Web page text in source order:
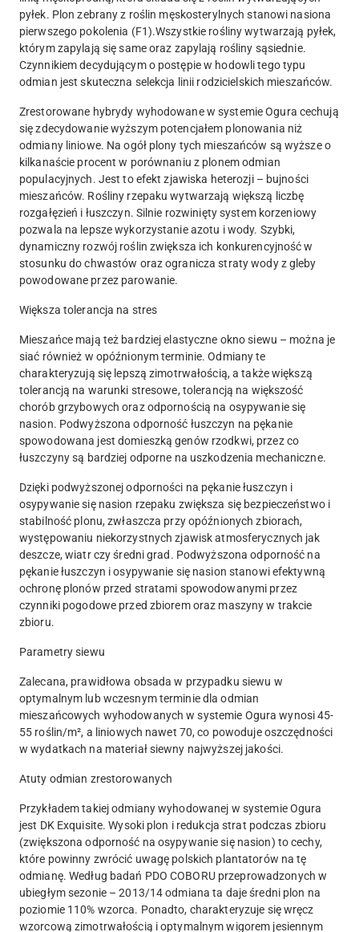
pyłek. Plon zebrany z roślin męskosterylnych stanowi nasiona
pierwszego pokolenia (F1).Wszystkie rośliny wytwarzają pyłek,
którym zapylają się same oraz zapylają rośliny sąsiednie.
Czynnikiem decydującym o postępie w hodowli tego typu
odmian jest skuteczna selekcja linii rodzicielskich mieszańców.
Zrestorowane hybrydy wyhodowane w systemie Ogura cechują
się zdecydowanie wyższym potencjałem plonowania niż
odmiany liniowe. Na ogół plony tych mieszańców są wyższe o
kilkanaście procent w porównaniu z plonem odmian
populacyjnych. Jest to efekt zjawiska heterozji – bujności
mieszańców. Rośliny rzepaku wytwarzają większą liczbę
rozgałęzień i łuszczyn. Silnie rozwinięty system korzeniowy
pozwala na lepsze wykorzystanie azotu i wody. Szybki,
dynamiczny rozwój roślin zwiększa ich konkurencyjność w
stosunku do chwastów oraz ogranicza straty wody z gleby
powodowane przez parowanie.
Większa tolerancja na stres
Mieszańce mają też bardziej elastyczne okno siewu – można je
siać również w opóźnionym terminie. Odmiany te
charakteryzują się lepszą zimotrwałością, a także większą
tolerancją na warunki stresowe, tolerancją na większość
chorób grzybowych oraz odpornością na osypywanie się
nasion. Podwyższona odporność łuszczyn na pękanie
spowodowana jest domieszką genów rzodkwi, przez co
łuszczyny są bardziej odporne na uszkodzenia mechaniczne.
Dzięki podwyższonej odporności na pękanie łuszczyn i
osypywanie się nasion rzepaku zwiększa się bezpieczeństwo i
stabilność plonu, zwłaszcza przy opóźnionych zbiorach,
występowaniu niekorzystnych zjawisk atmosferycznych jak
deszcze, wiatr czy średni grad. Podwyższona odporność na
pękanie łuszczyn i osypywanie się nasion stanowi efektywną
ochronę plonów przed stratami spowodowanymi przez
czynniki pogodowe przed zbiorem oraz maszyny w trakcie
zbioru.
Parametry siewu
Zalecana, prawidłowa obsada w przypadku siewu w
optymalnym lub wczesnym terminie dla odmian
mieszańcowych wyhodowanych w systemie Ogura wynosi 45-
55 roślin/m², a liniowych nawet 70, co powoduje oszczędności
w wydatkach na materiał siewny najwyższej jakości.
Atuty odmian zrestorowanych
Przykładem takiej odmiany wyhodowanej w systemie Ogura
jest DK Exquisite. Wysoki plon i redukcja strat podczas zbioru
(zwiększona odporność na osypywanie się nasion) to cechy,
które powinny zwrócić uwagę polskich plantatorów na tę
odmianę. Według badań PDO COBORU przeprowadzonych w
ubiegłym sezonie – 2013/14 odmiana ta daje średni plon na
poziomie 110% wzorca. Ponadto, charakteryzuje się wręcz
wzorcową zimotrwałością i optymalnym wigorem jesiennym